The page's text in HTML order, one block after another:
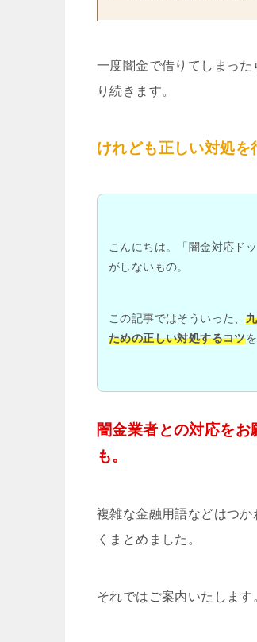
一度闇金で借りてしまっ
り続きます。
けれども正しい対処を
こんにちは。「闇金対応ド
がしないもの。
この記事ではそういった、
ための正しい対処するコツ
闇金業者との対応を
も。
複雑な金融用語などはつ
くまとめました。
それではご案内いたします